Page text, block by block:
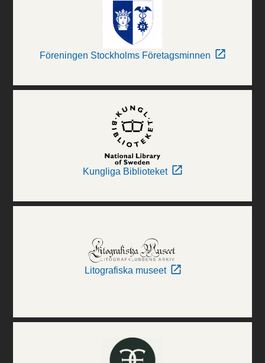
Föreningen Stockholms Företagsminnen
Kungliga Biblioteket
Litografiska museet